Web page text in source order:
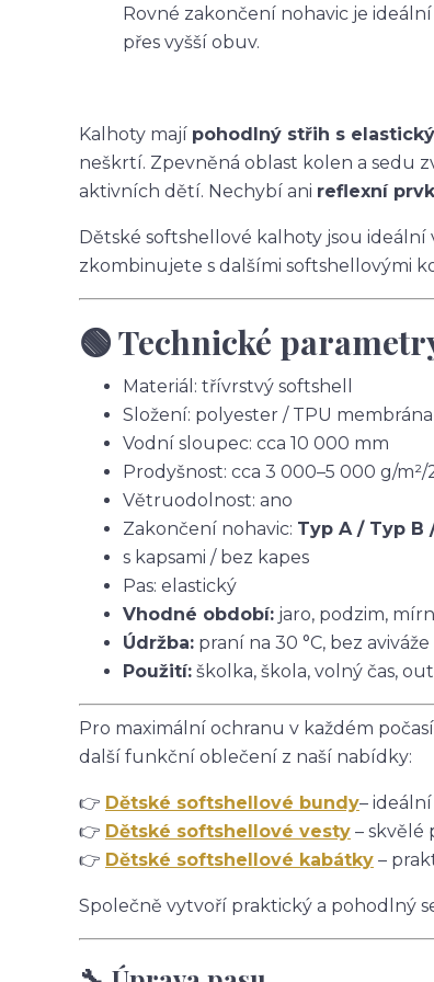
Rovné zakončení nohavic je
přes vyšší obuv.
Kalhoty mají pohodlný střih s
neškrtí. Zpevněná oblast kolen a sedu
aktivních dětí. Nechybí ani reflexní
Dětské softshellové kalhoty jsou ideální
zkombinujete s dalšími softshellovými
🟢 Technické
Materiál: třívrstvý softshell
Složení: polyester / TPU
Vodní sloupec: cca 10 000 mm
Prodyšnost: cca 3 000–5 000 g/m²/
Větruodolnost: ano
Zakončení nohavic: Typ A / Typ B
s kapsami / bez kapes
Pas: elastický
Vhodné období: jaro, podzim,
Údržba: praní na 30 °C, bez aviváže
Použití: školka, škola, volný čas,
Pro maximální ochranu v každém
další funkční oblečení z naší nabídky:
👉 Dětské softshellové bundy–
👉 Dětské softshellové vesty – skvělé
👉 Dětské softshellové kabátky –
Společně vytvoří praktický a pohodlný